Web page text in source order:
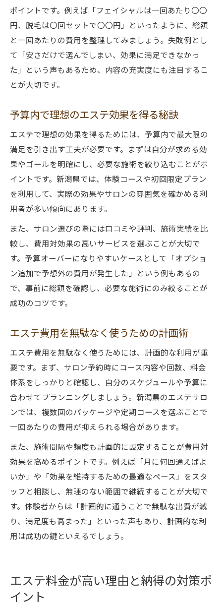
ポイントです。例えば「フェイシャルは一回あたり〇〇
円、脱毛は〇回セットで〇〇円」といったように、総額
と一回あたりの費用を整理してみましょう。失敗例とし
て「安さだけで選んでしまい、効果に満足できなかっ
た」という声もあるため、内容の充実度にも注目するこ
とが大切です。
予算内で理想のエステ効果を得る秘訣
エステで理想の効果を得るためには、予算内で最大限の
満足を引き出す工夫が必要です。まずは自分が求める効
果やゴールを明確にし、必要な施術を絞り込むことがポ
イントです。新潟県では、体験コースや初回限定プラン
を利用して、実際の効果やサロンの雰囲気を確かめる利
用者が多い傾向にあります。
また、サロン選びの際には口コミや評判、施術実績を比
較し、費用対効果の高いサービスを選ぶことが大切で
す。予算オーバーになりやすいケースとして「オプショ
ン追加で予想外の費用が発生した」という例もあるの
で、事前に総額を確認し、必要な施術にのみ絞ることが
成功のコツです。
エステ費用を無駄なく使うための計画術
エステ費用を無駄なく使うためには、計画的な利用が重
要です。まず、サロン予約時にコース内容や回数、料金
体系をしっかりと確認し、自分のスケジュールや予算に
合わせてプランニングしましょう。新潟県のエステサロ
ンでは、複数回のパッケージや定期コースを選ぶことで
一回あたりの費用が抑えられる場合があります。
また、施術間隔や頻度も計画的に設定することが費用対
効果を高めるポイントです。例えば「月に何回通えばよ
いか」や「効果を維持するための最適なペース」をスタ
ッフと相談し、無理のない範囲で継続することが大切で
す。体験者からは「計画的に通うことで無駄な出費が減
り、満足度も高まった」といった声もあり、計画的な利
用は成功の鍵といえるでしょう。
エステ料金が高い理由と納得の対策ポ
イント